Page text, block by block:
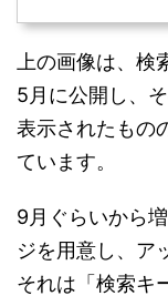
上の画像は、検
5月に公開し、
表示されたもの
ています。
9月ぐらいから
ジを用意し、ア
それは「検索キ